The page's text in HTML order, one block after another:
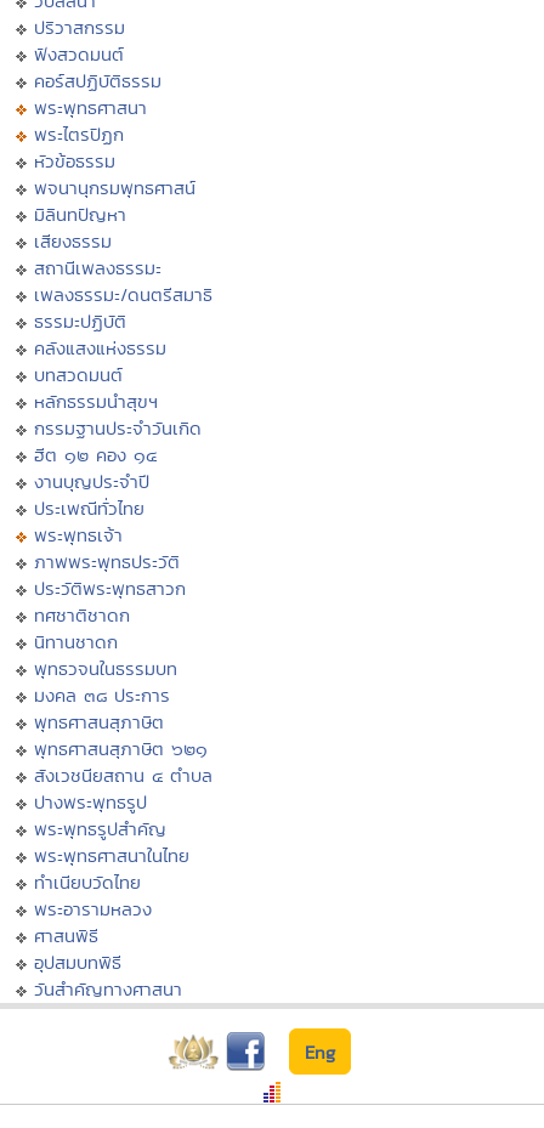
ปริวาสกรรม
ฟังสวดมนต์
คอร์สปฏิบัติธรรม
พระพุทธศาสนา
พระไตรปิฏก
หัวข้อธรรม
พจนานุกรมพุทธศาสน์
มิลินทปัญหา
เสียงธรรม
สถานีเพลงธรรมะ
เพลงธรรมะ/ดนตรีสมาธิ
ธรรมะปฏิบัติ
คลังแสงแห่งธรรม
บทสวดมนต์
หลักธรรมนำสุขฯ
กรรมฐานประจำวันเกิด
ฮีต ๑๒ คอง ๑๔
งานบุญประจำปี
ประเพณีทั่วไทย
พระพุทธเจ้า
ภาพพระพุทธประวัติ
ประวัติพระพุทธสาวก
ทศชาติชาดก
นิทานชาดก
พุทธวจนในธรรมบท
มงคล ๓๘ ประการ
พุทธศาสนสุภาษิต
พุทธศาสนสุภาษิต ๖๒๑
สังเวชนียสถาน ๔ ตำบล
ปางพระพุทธรูป
พระพุทธรูปสำคัญ
พระพุทธศาสนาในไทย
ทำเนียบวัดไทย
พระอารามหลวง
ศาสนพิธี
อุปสมบทพิธี
วันสำคัญทางศาสนา
Eng